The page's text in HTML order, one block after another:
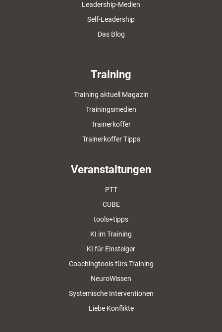
Leadership-Medien
Self-Leadership
Das Blog
Training
Training aktuell Magazin
Trainingsmedien
Trainerkoffer
Trainerkoffer Tipps
Veranstaltungen
PTT
CUBE
tools+tipps
KI im Training
KI für Einsteiger
Coachingtools fürs Training
NeuroWissen
Systemische Interventionen
Liebe Konflikte